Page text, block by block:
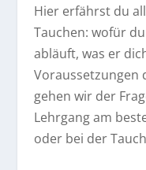
Hier erfährst du
Tauchen: wofür
abläuft, was er
Voraussetzungen
gehen wir der
Lehrgang am
oder bei der